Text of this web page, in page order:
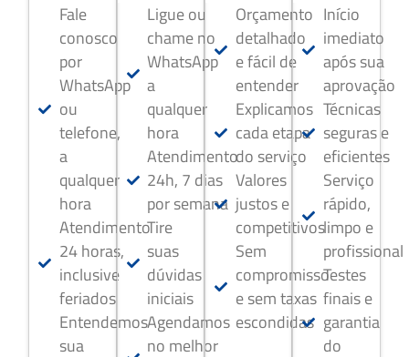
Fale
conosco
por
WhatsApp
ou
telefone,
a
qualquer
hora
Atendimento
24 horas,
inclusive
feriados
Entendemos
sua
Ligue ou
chame no
WhatsApp
a
qualquer
hora
Atendimento
24h, 7 dias
por semana
Tire
suas
dúvidas
iniciais
Agendamos
no melhor
Orçamento
detalhado
e fácil de
entender
Explicamos
cada etapa
do serviço
Valores
justos e
competitivos
Sem
compromisso
e sem taxas
escondidas
Início
imediato
após sua
aprovação
Técnicas
seguras e
eficientes
Serviço
rápido,
limpo e
profissional
Testes
finais e
garantia
do